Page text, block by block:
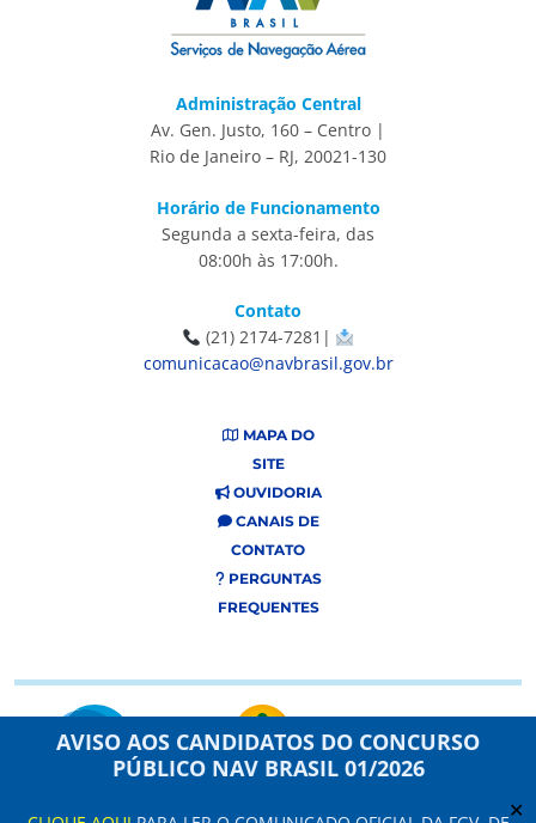
AVISO AOS CANDIDATOS DO CONCURSO
PÚBLICO NAV BRASIL 01/2026
✕
Administração Central
Av. Gen. Justo, 160 – Centro |
Rio de Janeiro – RJ, 20021-130
Horário de Funcionamento
Segunda a sexta-feira, das
08:00h às 17:00h.
Contato
(21) 2174-7281|
comunicacao@navbrasil.gov.br
MAPA DO
SITE
OUVIDORIA
CANAIS DE
CONTATO
PERGUNTAS
FREQUENTES